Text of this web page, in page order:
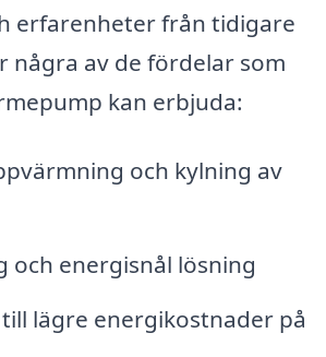
erfarenheter från tidigare
några av de fördelar som
kan erbjuda:
och kylning av
och energisnål lösning
lägre energikostnader på